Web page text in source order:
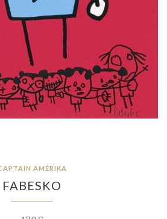
AMÉRIKA
FABESKO